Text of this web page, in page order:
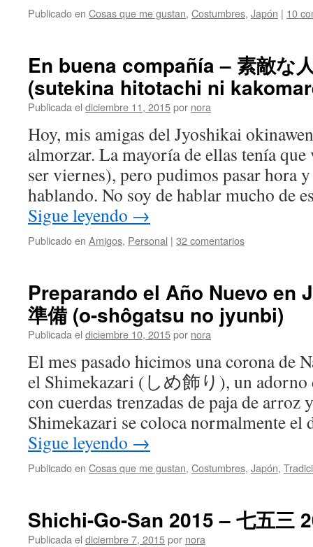
Publicado en Cosas que me gustan, Costumbres, Japón | 10
En buena compañía – 素敵な
(sutekina hitotachi ni
Publicada el diciembre 11, 2015por nora
Hoy, mis amigas del Jyoshikai
almorzar. La mayoría de ellas tenía
ser viernes), pero pudimos pasar hora
hablando. No soy de hablar mucho de
Sigue leyendo →
Publicado en Amigos, Personal | 32 comentarios
Preparando el Año Nuevo en
準備 (o-shôgatsu no jyunbi)
Publicada el diciembre 10, 2015por nora
El mes pasado hicimos una corona de
el Shimekazari (しめ飾り), un adorno
con cuerdas trenzadas de paja de
Shimekazari se coloca normalmente
Sigue leyendo →
Publicado en Cosas que me gustan, Costumbres, Japón,
Shichi-Go-San 2015 – 七五三
Publicada el diciembre 7, 2015por nora